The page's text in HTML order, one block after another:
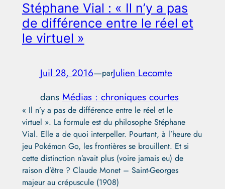
Stéphane Vial : « Il n’y a pas
de différence entre le réel et
le virtuel »
Juil 28, 2016—parJulien Lecomte
dans Médias : chroniques courtes
« Il n’y a pas de différence entre le réel et le
virtuel ». La formule est du philosophe Stéphane
Vial. Elle a de quoi interpeller. Pourtant, à l’heure du
jeu Pokémon Go, les frontières se brouillent. Et si
cette distinction n’avait plus (voire jamais eu) de
raison d’être ? Claude Monet – Saint-Georges
majeur au crépuscule (1908)